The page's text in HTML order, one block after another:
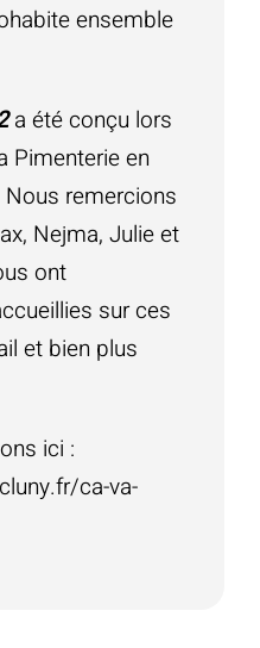
ensemble
a été conçu lors
Pimenterie en
remercions
Nejma, Julie et
ont
sur ces
et bien plus
ici :
ca-va-